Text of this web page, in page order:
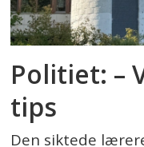
Politiet: –
tips
Den siktede